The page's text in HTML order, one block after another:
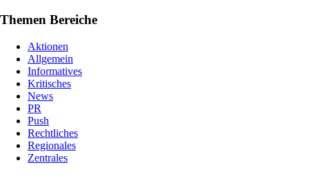
Themen Bereiche
Aktionen
Allgemein
Informatives
Kritisches
News
PR
Push
Rechtliches
Regionales
Zentrales